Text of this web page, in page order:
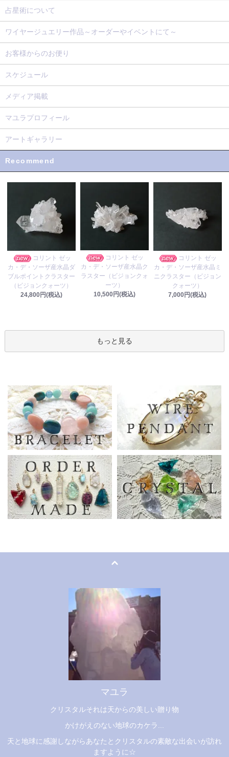
占星術について
ワイヤージュエリー作品～オーダーやイベントにて～
お客様からのお便り
スケジュール
メディア掲載
マユラプロフィール
アートギャラリー
Recommend
コリント ゼッ
カ・デ・ソーザ産水晶ダ
ブルポイントクラスター
（ビジョンクォーツ）
24,800円(税込)
コリント ゼッ
カ・デ・ソーザ産水晶ク
ラスター（ビジョンクォ
ーツ）
10,500円(税込)
コリント ゼッ
カ・デ・ソーザ産水晶ミ
ニクラスター（ビジョン
クォーツ）
7,000円(税込)
もっと見る
マユラ
クリスタルそれは天からの美しい贈り物
かけがえのない地球のカケラ...
天と地球に感謝しながらあなたとクリスタルの素敵な出会いが訪れ
ますように☆